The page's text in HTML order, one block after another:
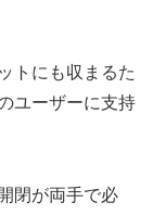
トにも収まるた
ユーザーに支持
閉が両手で必